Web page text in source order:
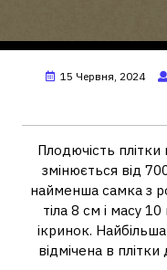
15 Червня, 2024
Плодючість
змінюється від
найменша самка з
тіла 8 см і масу
ікринок.
відмічена в